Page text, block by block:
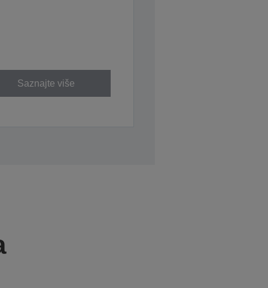
Saznajte više